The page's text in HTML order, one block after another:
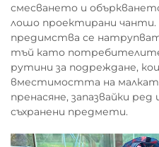
смесването и
лошо проектирани чанти.
предимства се
тъй като
рутини за подреждане,
вместимостта на
пренасяне, запазвайки
съхранени предмети.